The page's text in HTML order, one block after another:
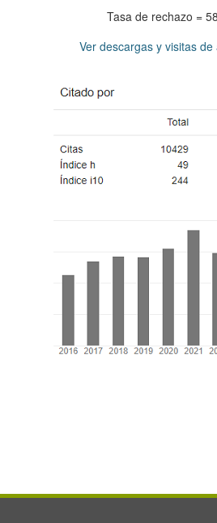
Tasa de rechazo =
Ver descargas y visitas